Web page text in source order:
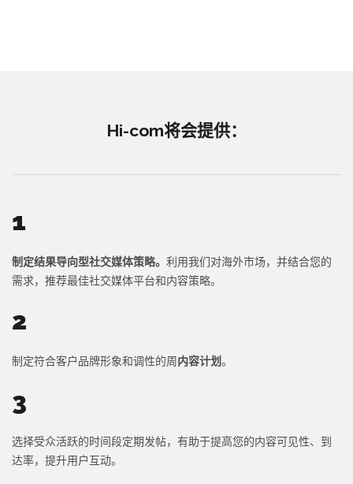
Hi-com将会提供：
1
制定结果导向型社交媒体策略。 利用我们对海外市场，并结合您的
需求，推荐最佳社交媒体平台和内容策略。
2
制定符合客户品牌形象和调性的周内容计划。
3
选择受众活跃的时间段定期发帖，有助于提高您的内容可见性、到
达率，提升用户互动。